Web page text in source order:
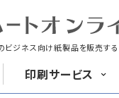
ビジネス向け紙製品を販売する
印刷サービス